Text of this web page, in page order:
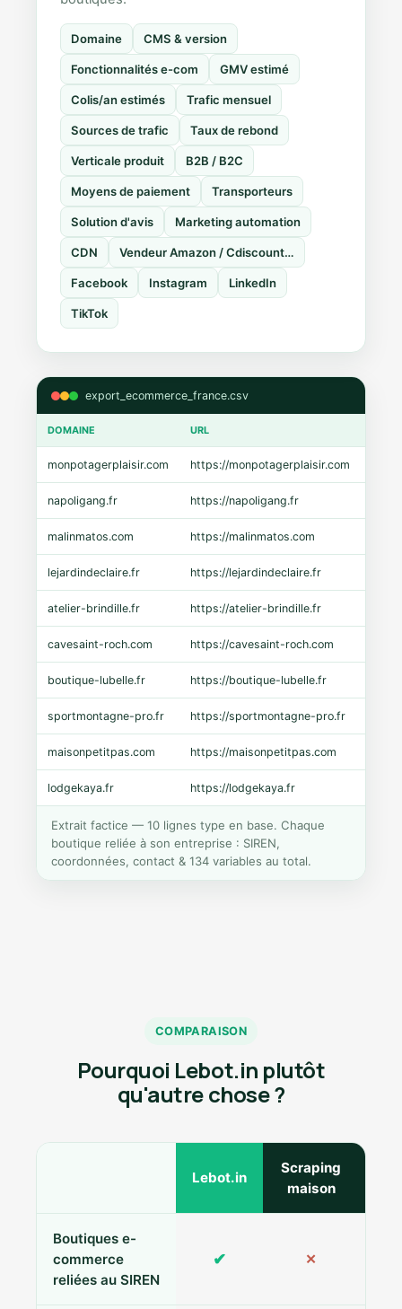
Domaine CMS & version
Fonctionnalités e-com GMV estimé
Colis/an estimés Trafic mensuel
Sources de trafic Taux de rebond
Verticale produit B2B / B2C
Moyens de paiement Transporteurs
Solution d'avis Marketing automation
CDN Vendeur Amazon / Cdiscount…
Facebook Instagram LinkedIn
TikTok
export_ecommerce_france.csv
DOMAINE URL
monpotagerplaisir.com https://monpotagerplaisir.com
napoligang.fr https://napoligang.fr
malinmatos.com https://malinmatos.com
lejardindeclaire.fr https://lejardindeclaire.fr
atelier-brindille.fr https://atelier-brindille.fr
cavesaint-roch.com https://cavesaint-roch.com
boutique-lubelle.fr https://boutique-lubelle.fr
sportmontagne-pro.fr https://sportmontagne-pro.fr
maisonpetitpas.com https://maisonpetitpas.com
lodgekaya.fr https://lodgekaya.fr
Extrait factice — 10 lignes type en base. Chaque
boutique reliée à son entreprise : SIREN,
coordonnées, contact & 134 variables au total.
COMPARAISON
Pourquoi Lebot.in plutôt
qu'autre chose ?
Lebot.in
Scraping
maison
Boutiques e-
commerce
reliées au SIREN
✔ ✕